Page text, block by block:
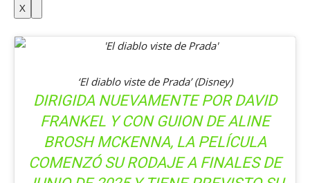
X
‘El diablo viste de Prada’(Disney)
DIRIGIDA NUEVAMENTE POR DAVID
FRANKEL Y CON GUION DE ALINE
BROSH MCKENNA, LA PELÍCULA
COMENZÓ SU RODAJE A FINALES DE